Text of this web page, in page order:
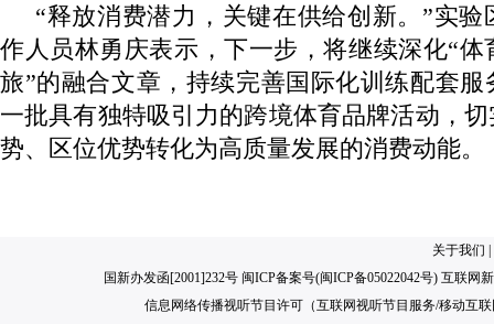
“释放消费潜力，关键在供给创新。”实
作人员林勇庆表示，下一步，将继续深化“体
旅”的融合文章，持续完善国际化训练配套
一批具有独特吸引力的跨境体育品牌活动，
势、区位优势转化为高质量发展的消费动能。
关于我们
国新办发函[2001]232号 闽ICP备案号(闽ICP备05022042号) 互联网
信息网络传播视听节目许可（互联网视听节目服务/移动互